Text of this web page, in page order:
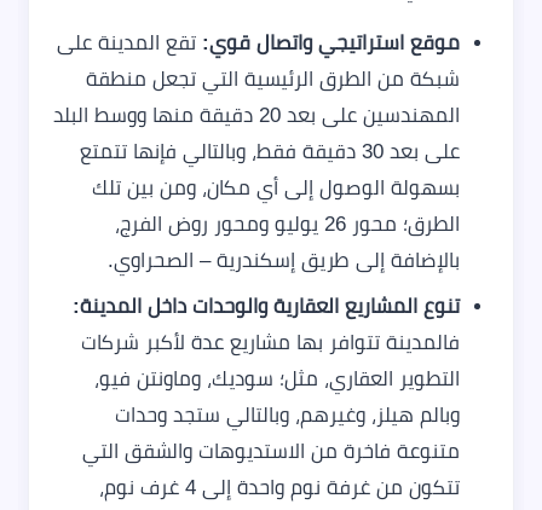
موقع استراتيجي واتصال قوي: تقع المدينة على
شبكة من الطرق الرئيسية التي تجعل منطقة
المهندسين على بعد 20 دقيقة منها ووسط البلد
على بعد 30 دقيقة فقط، وبالتالي فإنها تتمتع
بسهولة الوصول إلى أي مكان، ومن بين تلك
الطرق؛ محور 26 يوليو ومحور روض الفرج،
بالإضافة إلى طريق إسكندرية – الصحراوي.
تنوع المشاريع العقارية والوحدات داخل المدينة:
فالمدينة تتوافر بها مشاريع عدة لأكبر شركات
التطوير العقاري، مثل؛ سوديك، وماونتن فيو،
وبالم هيلز، وغيرهم، وبالتالي ستجد وحدات
متنوعة فاخرة من الاستديوهات والشقق التي
تتكون من غرفة نوم واحدة إلى 4 غرف نوم،